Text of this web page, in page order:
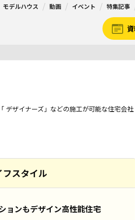
モデルハウス 動画 イベント 特集記事
デザイナーズ」などの施工が可能な住宅会社
スタイル
ョンもデザイン高性能住宅